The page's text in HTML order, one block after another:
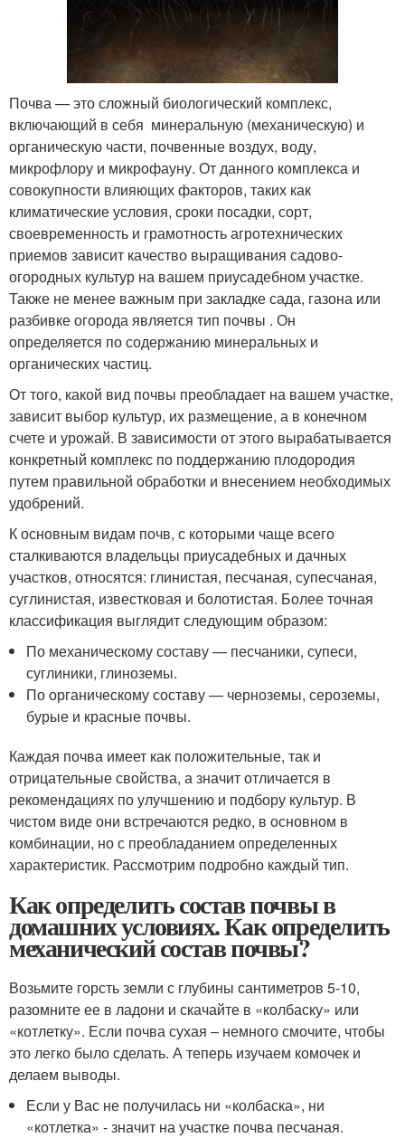
Почва — это сложный биологический комплекс,
включающий в себя минеральную (механическую) и
органическую части, почвенные воздух, воду,
микрофлору и микрофауну. От данного комплекса и
совокупности влияющих факторов, таких как
климатические условия, сроки посадки, сорт,
своевременность и грамотность агротехнических
приемов зависит качество выращивания садово-
огородных культур на вашем приусадебном участке.
Также не менее важным при закладке сада, газона или
разбивке огорода является тип почвы . Он
определяется по содержанию минеральных и
органических частиц.
От того, какой вид почвы преобладает на вашем участке,
зависит выбор культур, их размещение, а в конечном
счете и урожай. В зависимости от этого вырабатывается
конкретный комплекс по поддержанию плодородия
путем правильной обработки и внесением необходимых
удобрений.
К основным видам почв, с которыми чаще всего
сталкиваются владельцы приусадебных и дачных
участков, относятся: глинистая, песчаная, супесчаная,
суглинистая, известковая и болотистая. Более точная
классификация выглядит следующим образом:
По механическому составу — песчаники, супеси,
суглиники, глиноземы.
По органическому составу — черноземы, сероземы,
бурые и красные почвы.
Каждая почва имеет как положительные, так и
отрицательные свойства, а значит отличается в
рекомендациях по улучшению и подбору культур. В
чистом виде они встречаются редко, в основном в
комбинации, но с преобладанием определенных
характеристик. Рассмотрим подробно каждый тип.
Как определить состав почвы в
домашних условиях. Как определить
механический состав почвы?
Возьмите горсть земли с глубины сантиметров 5-10,
разомните ее в ладони и скачайте в «колбаску» или
«котлетку». Если почва сухая – немного смочите, чтобы
это легко было сделать. А теперь изучаем комочек и
делаем выводы.
Если у Вас не получилась ни «колбаска», ни
«котлетка» - значит на участке почва песчаная.